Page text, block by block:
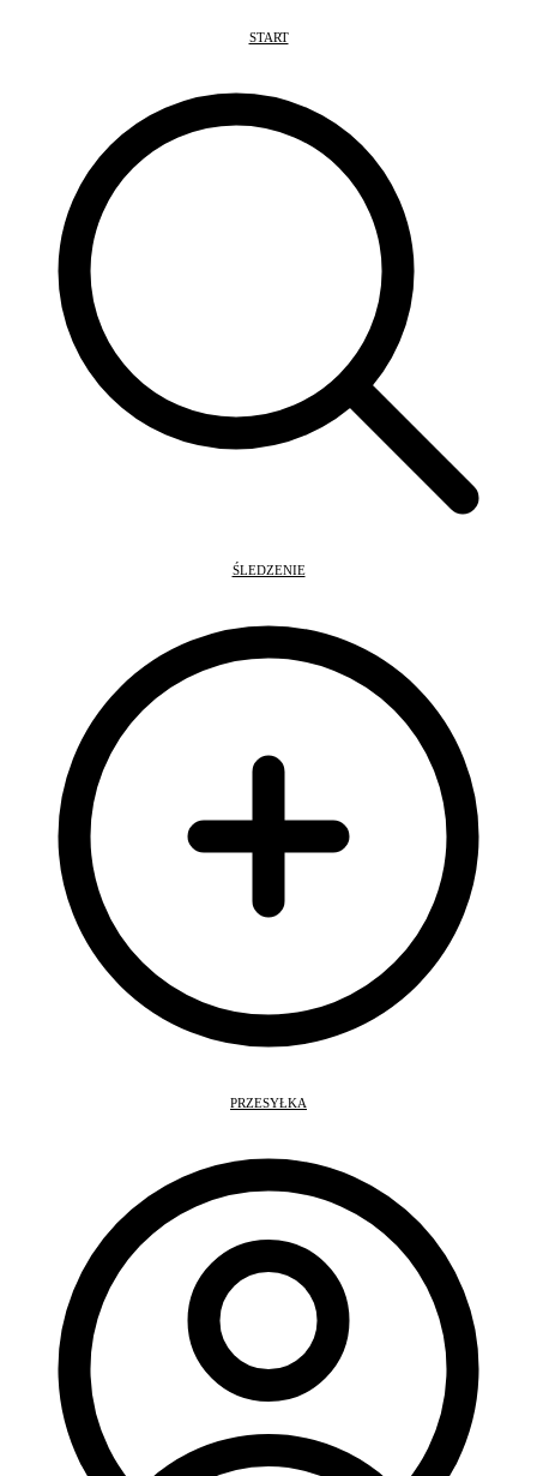
START
ŚLEDZENIE
PRZESYŁKA